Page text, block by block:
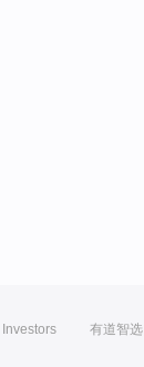
Investors 有道智选